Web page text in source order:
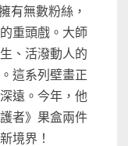
有無數粉絲，
重頭戲。大師
、活潑動人的
這系列壁畫正
遠。今年，他
者》果盒兩件
境界！